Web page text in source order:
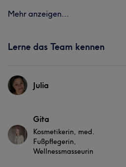
Mehr anzeigen...
Lerne das Team kennen
Julia
Services
Nägel
Gita
Kosmetikerin, med.
Fußpflegerin,
Wellnessmasseurin